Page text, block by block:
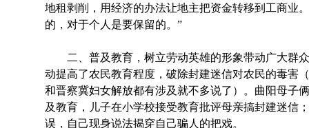
地租剥削，用经济的办法让地主把资金转移到工商业
的，对于个人是要保留的。”
二、普及教育，树立劳动英雄的形象带动广大群众
动提高了农民教育程度，破除封建迷信对农民的毒害
和晋察冀妇女解放都有涉及就不多说了）。曲阳母子
及教育，儿子在小学校接受教育批评母亲搞封建迷信
误，自己现身说法揭穿自己骗人的把戏。